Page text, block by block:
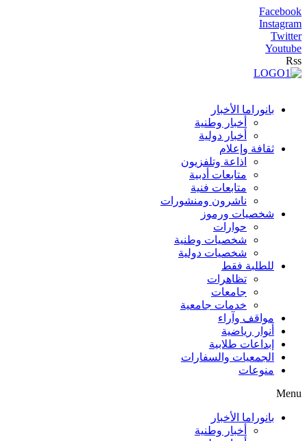
Facebook
Instagram
Twitter
Youtube
Rss
بانوراما الأخبار
أخبار وطنية
أخبار دولية
ثقافة وإعلام
اذاعة وتلفزيون
متابعات أدبية
متابعات فنية
ناشرون ومنشورات
شخصيات ورموز
حوارات
شخصيات وطنية
شخصيات دولية
للطلبة فقط
تظاهرات
جامعات
خدمات جامعية
مواقف وآراء
أنوار رياضية
إبداعات طلابية
الجمعيات والسفارات
منوعات
Menu
بانوراما الأخبار
أخبار وطنية